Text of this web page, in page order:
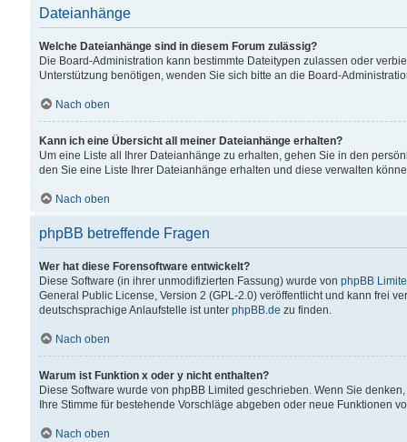
Dateianhänge
Welche Dateianhänge sind in diesem Forum zulässig?
Die Board-Administration kann bestimmte Dateitypen zulassen oder
Unterstützung benötigen, wenden Sie sich bitte an die Board-
Nach oben
Kann ich eine Übersicht all meiner Dateianhänge erhalten?
Um eine Liste all Ihrer Dateianhänge zu erhalten, gehen Sie in den
den Sie eine Liste Ihrer Dateianhänge erhalten und diese verwalten
Nach oben
phpBB betreffende Fragen
Wer hat diese Forensoftware entwickelt?
Diese Software (in ihrer unmodifizierten Fassung) wurde von phpBB
General Public License, Version 2 (GPL-2.0) veröffentlicht und kann frei
deutschsprachige Anlaufstelle ist unter phpBB.de zu finden.
Nach oben
Warum ist Funktion x oder y nicht enthalten?
Diese Software wurde von phpBB Limited geschrieben. Wenn Sie
Ihre Stimme für bestehende Vorschläge abgeben oder neue Funktionen
Nach oben